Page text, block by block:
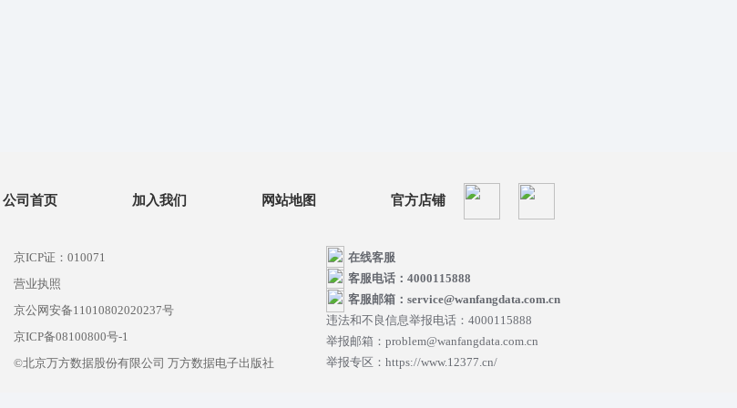
公司首页 加入我们 网站地图 官方店铺
京ICP证：010071
营业执照
京公网安备11010802020237号
京ICP备08100800号-1
©北京万方数据股份有限公司 万方数据电子出版社
在线客服
客服电话：4000115888
客服邮箱：service@wanfangdata.com.cn
违法和不良信息举报电话：4000115888
举报邮箱：problem@wanfangdata.com.cn
举报专区：https://www.12377.cn/